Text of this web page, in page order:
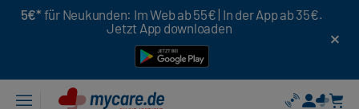
5€* für Neukunden: Im Web ab 55€ | In der App ab 35€.
Jetzt App downloaden